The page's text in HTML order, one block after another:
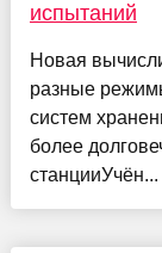
испытаний
Новая
разные
систем
более
станцииУчён...